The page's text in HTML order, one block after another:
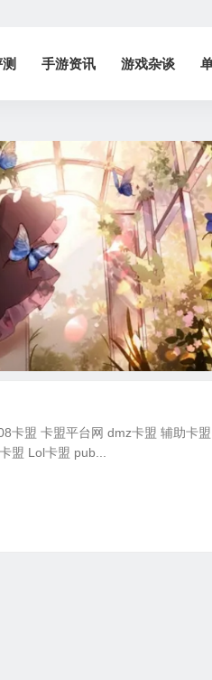
手游资讯 游戏杂谈
卡盟 卡盟平台网 dmz卡盟 辅助卡盟
盟 Lol卡盟 pub...